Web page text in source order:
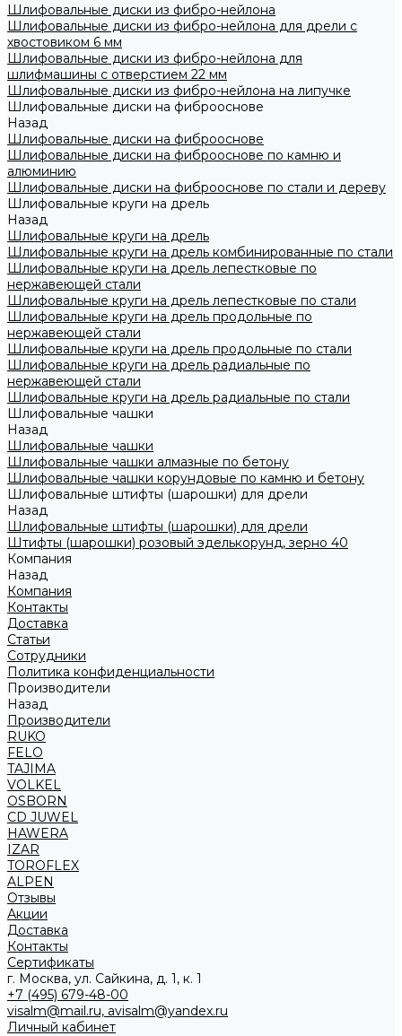
Шлифовальные диски из фибро-нейлона
Шлифовальные диски из фибро-нейлона для дрели с
хвостовиком 6 мм
Шлифовальные диски из фибро-нейлона для
шлифмашины с отверстием 22 мм
Шлифовальные диски из фибро-нейлона на липучке
Шлифовальные диски на фиброоснове
Назад
Шлифовальные диски на фиброоснове
Шлифовальные диски на фиброоснове по камню и
алюминию
Шлифовальные диски на фиброоснове по стали и дереву
Шлифовальные круги на дрель
Назад
Шлифовальные круги на дрель
Шлифовальные круги на дрель комбинированные по стали
Шлифовальные круги на дрель лепестковые по
нержавеющей стали
Шлифовальные круги на дрель лепестковые по стали
Шлифовальные круги на дрель продольные по
нержавеющей стали
Шлифовальные круги на дрель продольные по стали
Шлифовальные круги на дрель радиальные по
нержавеющей стали
Шлифовальные круги на дрель радиальные по стали
Шлифовальные чашки
Назад
Шлифовальные чашки
Шлифовальные чашки алмазные по бетону
Шлифовальные чашки корундовые по камню и бетону
Шлифовальные штифты (шарошки) для дрели
Назад
Шлифовальные штифты (шарошки) для дрели
Штифты (шарошки) розовый эделькорунд, зерно 40
Компания
Назад
Компания
Контакты
Доставка
Статьи
Сотрудники
Политика конфиденциальности
Производители
Назад
Производители
RUKO
FELO
TAJIMA
VOLKEL
OSBORN
CD JUWEL
HAWERA
IZAR
TOROFLEX
ALPEN
Отзывы
Акции
Доставка
Контакты
Сертификаты
г. Москва, ул. Сайкина, д. 1, к. 1
+7 (495) 679-48-00
visalm@mail.ru, avisalm@yandex.ru
Личный кабинет